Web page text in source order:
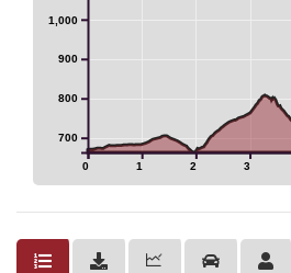
0 1 2 3
700
800
900
1,000